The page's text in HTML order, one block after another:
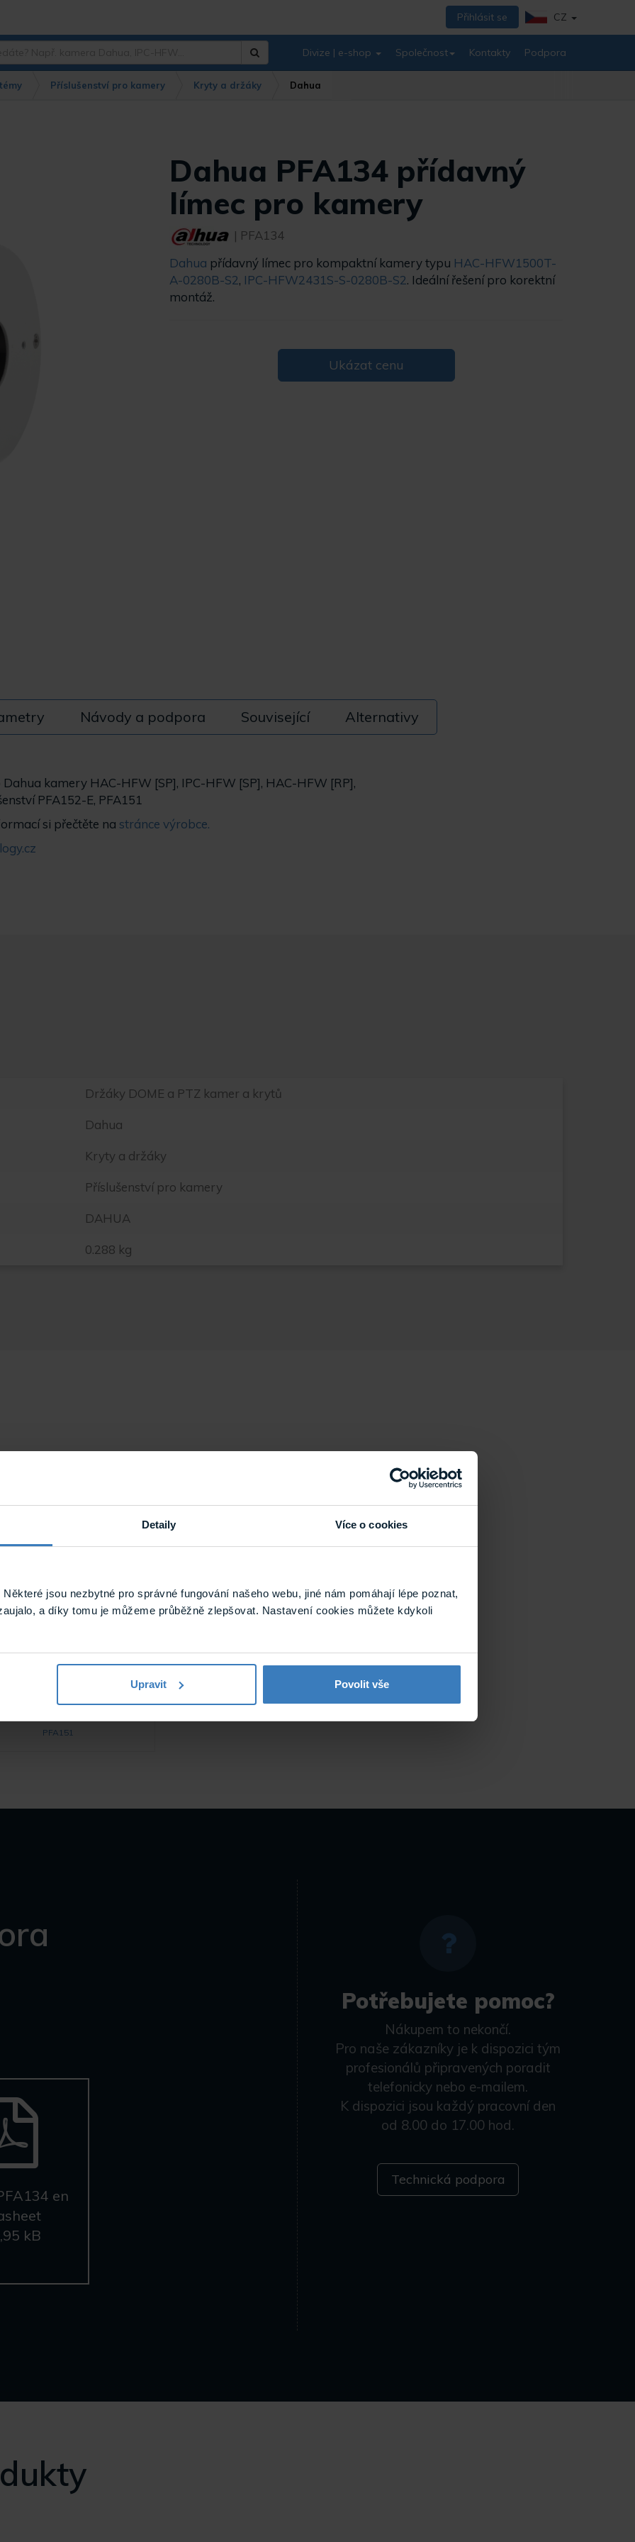
Detaily Více o cookies
jsou nezbytné pro správné fungování našeho webu, jiné nám pomáhají lépe poznat,
a díky tomu je můžeme průběžně zlepšovat. Nastavení cookies můžete kdykoli
Upravit Povolit vše
Přihlásit se CZ
Divize | e-shop Společnost Kontakty Podpora
Příslušenství pro kamery Kryty a držáky Dahua
Dahua PFA134 přídavný
límec pro kamery
| PFA134
Dahua přídavný límec pro kompaktní kamery typu HAC-HFW1500T-
A-0280B-S2, IPC-HFW2431S-S-0280B-S2. Ideální řešení pro korektní
montáž.
Ukázat cenu
Návody a podpora Související Alternativy
Dahua kamery HAC-HFW [SP], IPC-HFW [SP], HAC-HFW [RP],
PFA152-E, PFA151
si přečtěte na stránce výrobce.
Držáky DOME a PTZ kamer a krytů
Dahua
Kryty a držáky
Příslušenství pro kamery
DAHUA
0.288 kg
kompatibilní příslušenství
PFB300C, PFA120, PFA130,
kamery IPC-HFW©
PFA151
en
kB
Potřebujete pomoc?
Nákupem to nekončí.
Pro naše zákazníky je k dispozici tým
profesionálů připravených poradit
telefonicky nebo e-mailem.
K dispozici jsou každý pracovní den
od 8.00 do 17.00 hod.
Technická podpora